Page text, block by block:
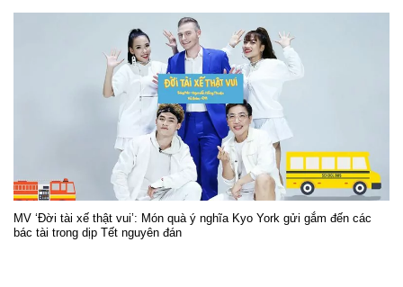
MV ‘Đời tài xế thật vui’: Món quà ý nghĩa Kyo York gửi gắm đến các
bác tài trong dịp Tết nguyên đán